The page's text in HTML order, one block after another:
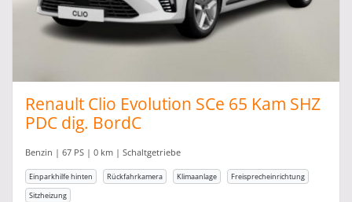
Renault Clio Evolution SCe 65 Kam SHZ
PDC dig. BordC
Benzin | 67 PS | 0 km | Schaltgetriebe
Einparkhilfe hinten Rückfahrkamera Klimaanlage
Freisprecheinrichtung
Sitzheizung